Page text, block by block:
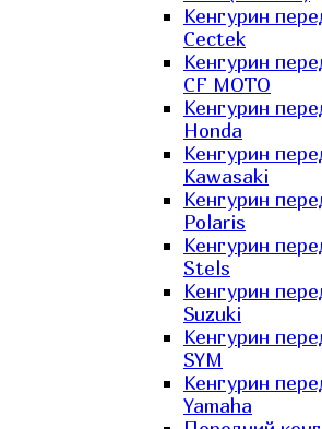
Кенгурин
Cectek
Кенгурин
CF MOTO
Кенгурин
Honda
Кенгурин
Kawasaki
Кенгурин
Polaris
Кенгурин
Stels
Кенгурин
Suzuki
Кенгурин
SYM
Кенгурин
Yamaha